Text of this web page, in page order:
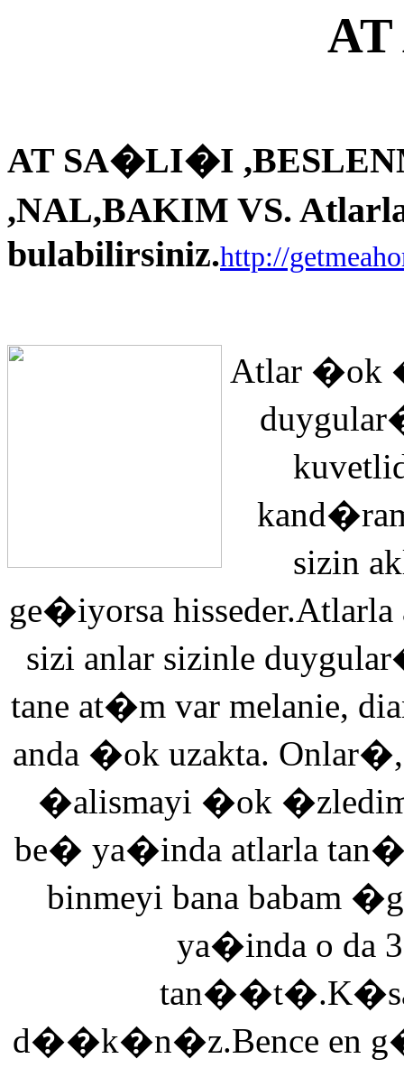
AT SA�LI�I
,NAL,BAKIM VS.
bulabilirsiniz.http://
Atlar �ok
sizin
ge�iyorsa
sizi anlar sizinle
tane at�m var melanie,
anda �ok uzakta.
�alismayi �ok
be� ya�inda atlarla
binmeyi bana babam
ya�inda o da
d��k�n�z.Bence en